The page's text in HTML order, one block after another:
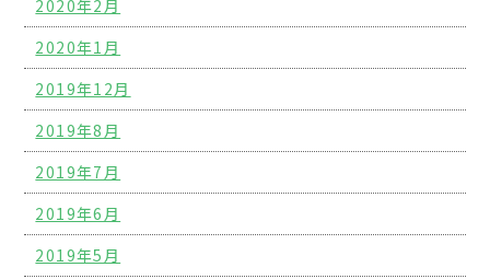
2020年2月
2020年1月
2019年12月
2019年8月
2019年7月
2019年6月
2019年5月